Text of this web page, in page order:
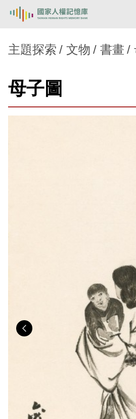
新生訓導處
主題探索
主題探索 文物 書畫
母子圖